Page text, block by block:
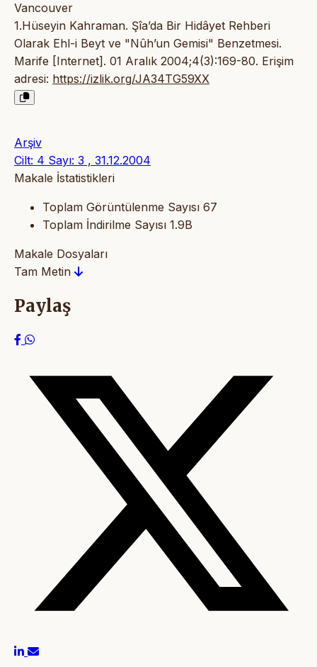
Vancouver
1.Hüseyin Kahraman. Şîa’da Bir Hidâyet Rehberi
Olarak Ehl-i Beyt ve "Nûh’un Gemisi" Benzetmesi.
Marife [Internet]. 01 Aralık 2004;4(3):169-80. Erişim
adresi: https://izlik.org/JA34TG59XX
Arşiv
Cilt: 4 Sayı: 3 , 31.12.2004
Makale İstatistikleri
Toplam Görüntülenme Sayısı 67
Toplam İndirilme Sayısı 1.9B
Makale Dosyaları
Tam Metin
Paylaş